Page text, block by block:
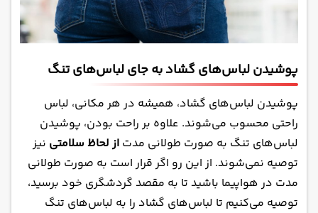
پوشیدن لباس‌های گشاد به جای لباس‌های تنگ
پوشیدن لباس‌های گشاد، همیشه در هر مکانی، لباس
راحتی محسوب می‌شوند. علاوه بر راحت بودن، پوشیدن
لباس‌های تنگ به صورت طولانی مدت از لحاظ سلامتی نیز
توصیه نمی‌شوند. از این رو اگر قرار است به صورت طولانی
مدت در هواپیما باشید تا به مقصد گردشگری خود برسید،
توصیه می‌کنیم تا لباس‌های گشاد را به لباس‌های تنگ